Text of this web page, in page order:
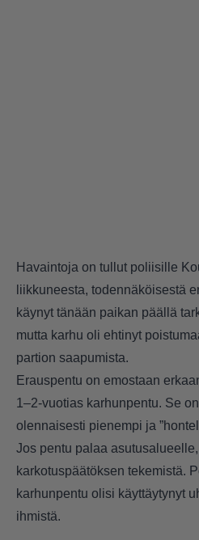
Havaintoja on tullut poliisille
liikkuneesta, todennäköisestä
käynyt tänään paikan päällä
mutta karhu oli ehtinyt
partion saapumista.
Erauspentu on emostaan
1–2-vuotias karhunpentu. Se
olennaisesti pienempi ja
Jos pentu palaa
karkotuspäätöksen tekemistä.
karhunpentu olisi käyttäytynyt
ihmistä.